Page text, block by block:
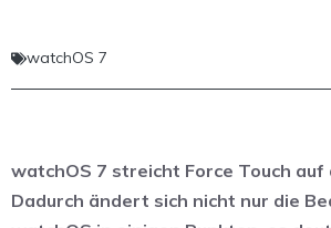
watchOS 7
watchOS 7 streicht Force Touch auf
Dadurch ändert sich nicht nur die